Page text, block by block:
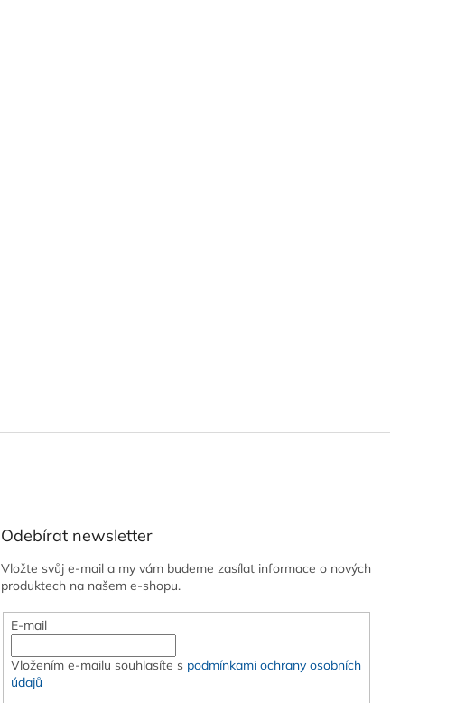
Odebírat newsletter
Vložte svůj e-mail a my vám budeme zasílat informace o nových
produktech na našem e-shopu.
E-mail
Vložením e-mailu souhlasíte s podmínkami ochrany osobních
údajů